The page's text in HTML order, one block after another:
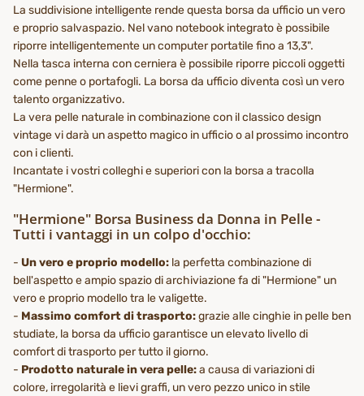
La suddivisione intelligente rende questa borsa da ufficio un vero
e proprio salvaspazio. Nel vano notebook integrato è possibile
riporre intelligentemente un computer portatile fino a 13,3".
Nella tasca interna con cerniera è possibile riporre piccoli oggetti
come penne o portafogli. La borsa da ufficio diventa così un vero
talento organizzativo.
La vera pelle naturale in combinazione con il classico design
vintage vi darà un aspetto magico in ufficio o al prossimo incontro
con i clienti.
Incantate i vostri colleghi e superiori con la borsa a tracolla
"Hermione".
"Hermione" Borsa Business da Donna in Pelle -
Tutti i vantaggi in un colpo d'occhio:
- Un vero e proprio modello: la perfetta combinazione di
bell'aspetto e ampio spazio di archiviazione fa di "Hermione" un
vero e proprio modello tra le valigette.
- Massimo comfort di trasporto:grazie alle cinghie in pelle ben
studiate, la borsa da ufficio garantisce un elevato livello di
comfort di trasporto per tutto il giorno.
- Prodotto naturale in vera pelle:a causa di variazioni di
colore, irregolarità e lievi graffi, un vero pezzo unico in stile